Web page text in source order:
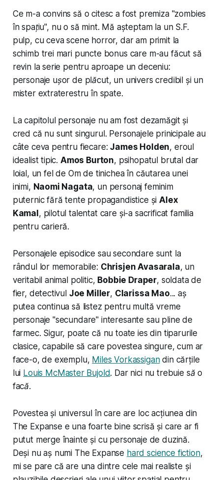
Ce m-a convins să o citesc a fost premiza "zombies
în spațiu", nu o să mint. Mă așteptam la un S.F.
pulp, cu ceva scene horror, dar am primit la
schimb trei mari puncte bonus care m-au făcut să
revin la serie pentru aproape un deceniu:
personaje ușor de plăcut, un univers credibil și un
mister extraterestru în spate.
La capitolul personaje nu am fost dezamăgit și
cred că nu sunt singurul. Personajele prinicipale au
câte ceva pentru fiecare:James Holden, eroul
idealist tipic. Amos Burton, psihopatul brutal dar
loial, un fel de Om de tinichea în căutarea unei
inimi, Naomi Nagata, un personaj feminim
puternic fără tente propagandistice șiAlex
Kamal , pilotul talentat care și-a sacrificat familia
pentru carieră.
Personajele episodice sau secondare sunt la
rândul lor memorabile: Chrisjen Avasarala, un
veritabil animal politic, Bobbie Draper, soldata de
fier, detectivul Joe Miller, Clarissa Mao... aș
putea continua să listez pentru multă vreme
personaje "secundare" interesante sau pline de
farmec. Sigur, poate că nu toate ies din tiparurile
clasice, capabile să care povestea singure, cum ar
face-o, de exemplu, Miles Vorkassigandin cărțile
lui Louis McMaster Bujold. Dar nici nu trebuie să o
facă.
Povestea și universul în care are loc acțiunea din
The Expanse e una foarte bine scrisă și care ar fi
putut merge înainte și cu personaje de duzină.
Deși nu aș numi The Expanse hard science fiction,
mi se pare că are una dintre cele mai realiste și